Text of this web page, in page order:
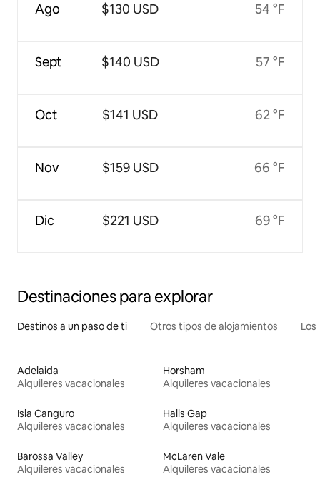
Ago
Sept
Oct
Nov
Dic
$130 USD
$140 USD
$141 USD
$159 USD
$221 USD
54 °F
57 °F
62 °F
66 °F
69 °F
Destinaciones para explorar
Destinos a un paso de ti Otros tipos de alojamientos
Adelaida
Alquileres vacacionales
Horsham
Alquileres vacacionales
Isla Canguro
Alquileres vacacionales
Halls Gap
Alquileres vacacionales
Barossa Valley
Alquileres vacacionales
McLaren Vale
Alquileres vacacionales